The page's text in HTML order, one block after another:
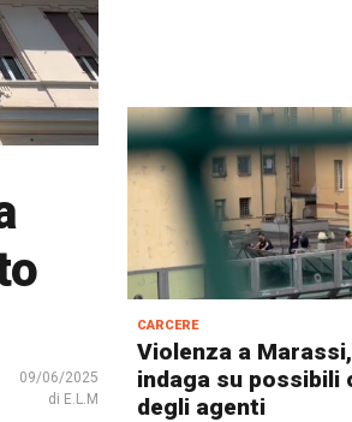
09/06/2025
di E.L.M
carcere
Violenza a
indaga su possibili
degli agenti